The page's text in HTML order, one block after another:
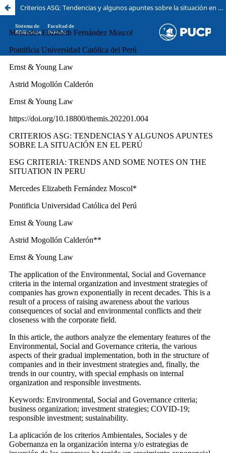
Sistema de
Bibliotecas
Facultad de
Derecho
Criterios ASG: Tendencias y algunos apuntes sobre la situación en el Perú